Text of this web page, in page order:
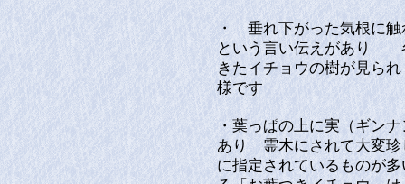
・ 垂れ下がった気根に
という言い伝えがあり
きたイチョウの樹が見
様です
・葉っぱの上に実（ギン
あり 霊木にされて大変
に指定されているものが